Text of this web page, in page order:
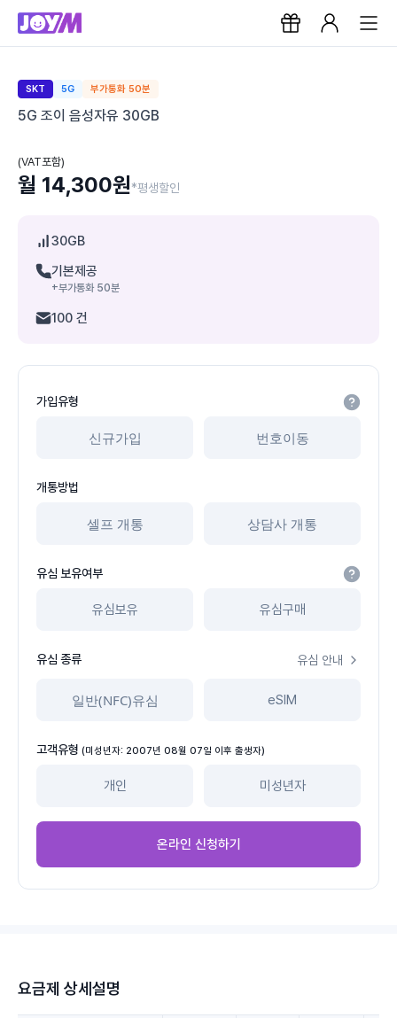
SKT 5G 부가통화 50분
5G 조이 음성자유 30GB
(VAT포함)
월 14,300원*평생할인
30GB
기본제공
+부가통화 50분
100 건
가입유형
신규가입 번호이동
개통방법
셀프 개통 상담사 개통
유심 보유여부
유심보유 유심구매
유심 종류 유심 안내
일반(NFC)유심 eSIM
고객유형 (미성년자: 2007년 08월 07일 이후 출생자)
개인 미성년자
온라인 신청하기
요금제 상세설명